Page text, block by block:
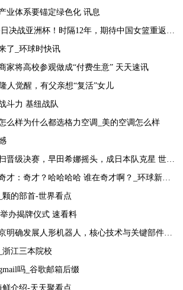
业体系要锚定绿色化 讯息
世界简讯:中日女篮今日决战亚洲杯！时隔12年，期待中国女篮重返亚洲之巅
了_环球时快讯
家将高校参观做成“付费生意” 天天速讯
人觉醒，有父亲想“复活”女儿
斗力 基纽战队
么样为什么都选格力空调_美的空调怎么样
一姐对决！孙颖莎横扫晋级决赛，早田希娜摇头，成日本队克星 世界热推荐
追梦玩随机组队随到奇才：奇才？哈哈哈哈 谁在奇才啊？_环球新消息
的部首-世界看点
办揭牌仪式 速看料
机器人产业报告：北京明确发展人形机器人，核心技术与关键部件供应商备受关注 报道
江三本院校
吗_谷歌邮箱后缀
介绍-天天聚看点